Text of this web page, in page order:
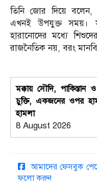
তিনি জোর দিয়ে বলেন,
এখনই উপযুক্ত সময়।
হারানোদের মধ্যে
রাজনৈতিক নয়, বরং
মক্কায় সৌদি, পাকিস্তান
চুক্তি, একজনের ওপর
হামলা
8 August 2026
আমাদের ফেসবুক
ফলো করুন